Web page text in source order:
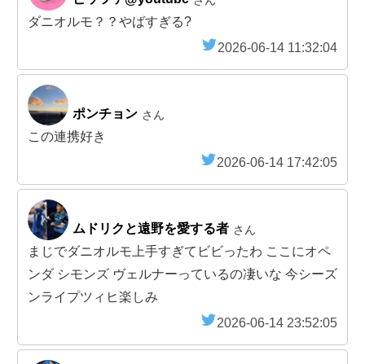
ダニオルモ？？やばすぎる?
2026-06-14 11:32:04
ポンチョン さん
この連携好き
2026-06-14 17:42:05
ムドリクと遠野を愛する者 さん
まじでダニオルモ上手すぎてビビったわ ここにオペ
ンダ シモンズ ヴェルナーっているの凄いな 今シーズ
ンライプツィヒ楽しみ
2026-06-14 23:52:05